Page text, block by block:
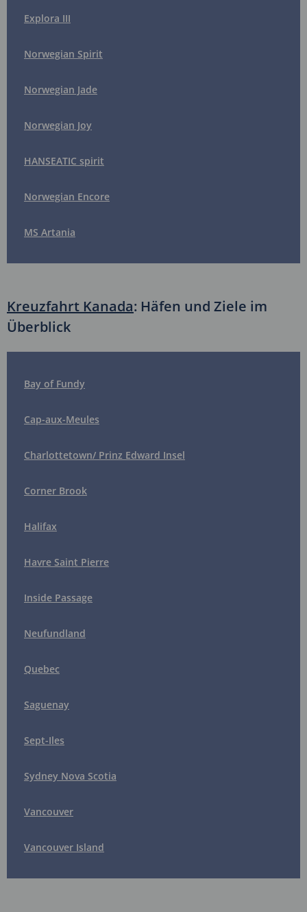
Explora III
Norwegian Spirit
Norwegian Jade
Norwegian Joy
HANSEATIC spirit
Norwegian Encore
MS Artania
Kreuzfahrt Kanada: Häfen und Ziele im
Überblick
Bay of Fundy
Cap-aux-Meules
Charlottetown/ Prinz Edward Insel
Corner Brook
Halifax
Havre Saint Pierre
Inside Passage
Neufundland
Quebec
Saguenay
Sept-Iles
Sydney Nova Scotia
Vancouver
Vancouver Island